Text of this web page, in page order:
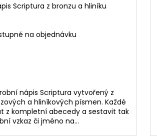
Scriptura z bronzu a hliníku
na objednávku
nápis Scriptura vytvořený z
a hliníkových písmen. Každé
z kompletní abecedy a sestavit tak
vzkaz či jméno na...